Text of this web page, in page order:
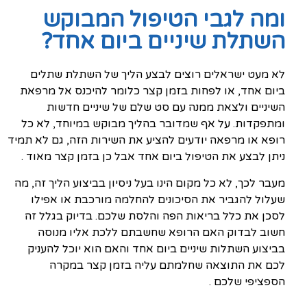
ומה לגבי הטיפול המבוקש
השתלת שיניים ביום אחד?
לא מעט ישראלים רוצים לבצע הליך של השתלת שתלים
ביום אחד, או לפחות בזמן קצר כלומר להיכנס אל מרפאת
השיניים ולצאת ממנה עם סט שלם של שיניים חדשות
ומתפקדות. על אף שמדובר בהליך מבוקש במיוחד, לא כל
רופא או מרפאה יודעים להציע את השירות הזה, גם לא תמיד
ניתן לבצע את הטיפול ביום אחד אבל כן בזמן קצר מאוד .
מעבר לכך, לא כל מקום הינו בעל ניסיון בביצוע הליך זה, מה
שעלול להגביר את הסיכונים להחלמה מורכבת או אפילו
לסכן את כלל בריאות הפה והלסת שלכם. בדיוק בגלל זה
חשוב לבדוק האם הרופא שחשבתם ללכת אליו מנוסה
בביצוע השתלות שיניים ביום אחד והאם הוא יוכל להעניק
לכם את התוצאה שחלמתם עליה בזמן קצר במקרה
הספציפי שלכם .